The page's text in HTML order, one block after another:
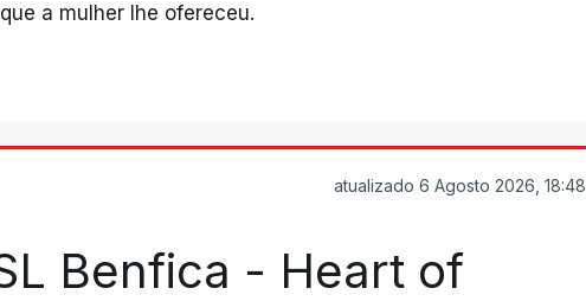
a mulher lhe ofereceu.
atualizado 6 Agosto 2026, 18:48
Benfica - Heart of